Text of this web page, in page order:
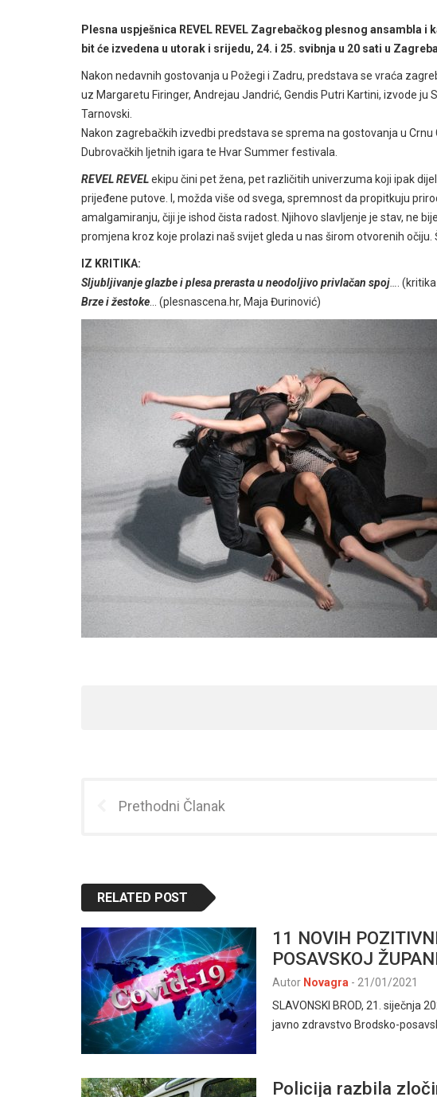
Plesna uspješnica REVEL REVEL Zagrebačkog plesnog ansambla
bit će izvedena u utorak i srijedu, 24. i 25. svibnja u 20 sati u
Nakon nedavnih gostovanja u Požegi i Zadru, predstava se vraća
uz Margaretu Firinger, Andrejau Jandrić, Gendis Putri Kartini, izvode ju
Tarnovski.
Nakon zagrebačkih izvedbi predstava se sprema na gostovanja u
Dubrovačkih ljetnih igara te Hvar Summer festivala.
REVEL REVELekipu čini pet žena, pet različitih univerzuma koji ipak
prijeđene putove. I, možda više od svega, spremnost da propitkuju
amalgamiranju, čiji je ishod čista radost. Njihovo slavljenje je stav, ne
promjena kroz koje prolazi naš svijet gleda u nas širom otvorenih
IZ KRITIKA:
Sljubljivanje glazbe i plesa prerasta u neodoljivo privlačan spoj….
Brze i žestoke… (plesnascena.hr, Maja Đurinović)
Prethodni Članak
RELATED POST
11 NOVIH
POSAVSKOJ
Autor Novagra - 21/01/2021
SLAVONSKI BROD, 21. siječnja
javno zdravstvo Brodsko-
Policija razbila